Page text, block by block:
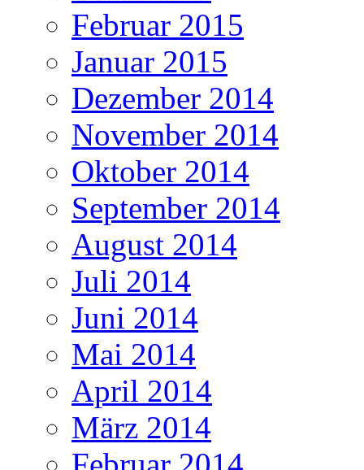
Februar 2015
Januar 2015
Dezember 2014
November 2014
Oktober 2014
September 2014
August 2014
Juli 2014
Juni 2014
Mai 2014
April 2014
März 2014